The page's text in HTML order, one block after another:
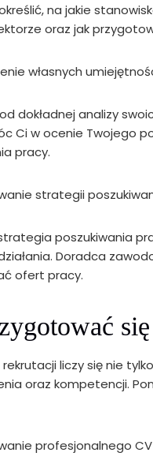
na jakie
oraz jak
własnych
dokładnej analizy
Ci w ocenie Twojego
pracy.
strategii
poszukiwania
Doradca
ofert pracy.
liczy się nie
oraz kompetencji.
profesjonalnego CV